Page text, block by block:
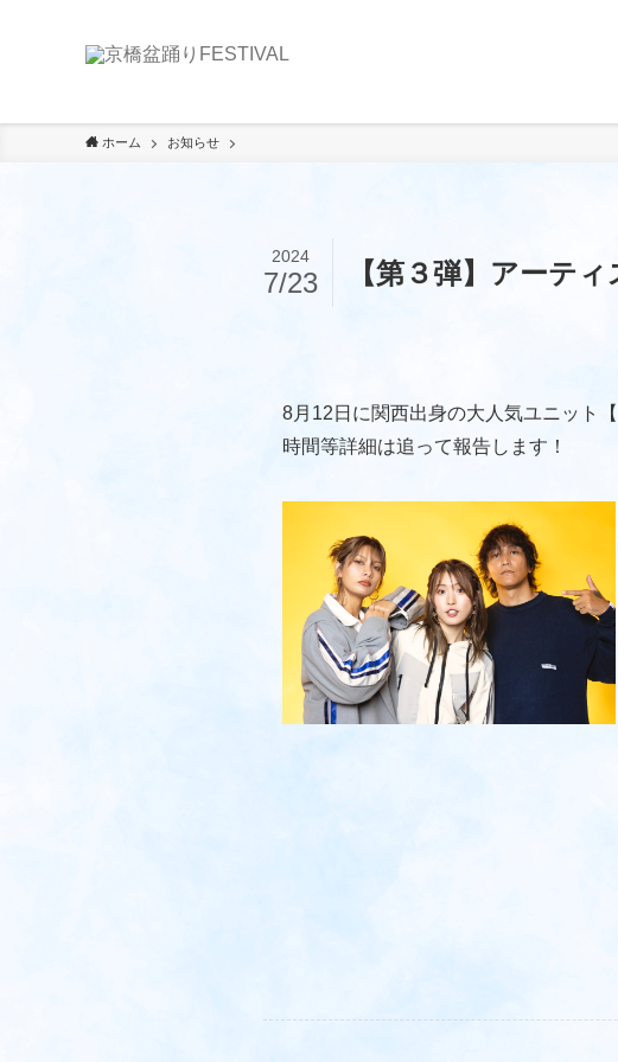
ホーム お知らせ
【第３弾】アーテ
2024
7/23
8月12日に関西出身の大人気ユニット【
時間等詳細は追って報告します！